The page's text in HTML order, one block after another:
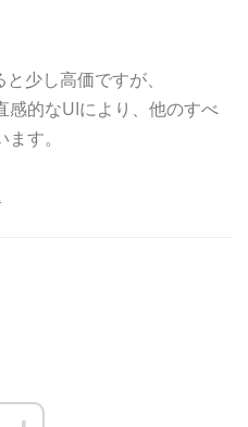
少し高価ですが、
的なUIにより、他のすべ
す。